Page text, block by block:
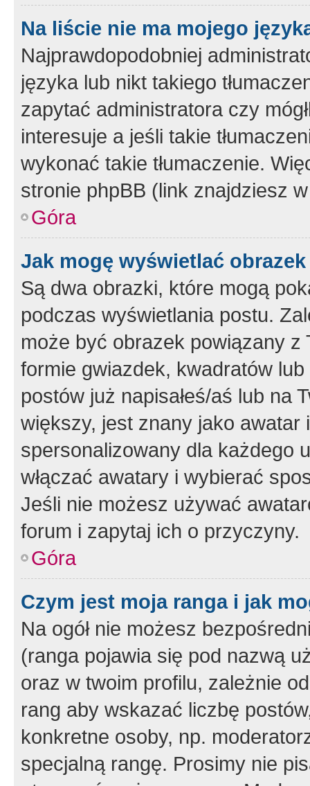
Na liście nie ma mojego
Najprawdopodobniej
języka lub nikt takiego
zapytać administratora czy
interesuje a jeśli takie
wykonać takie tłumaczenie.
stronie phpBB (link znajdziesz
Góra
Jak mogę wyświetlać
Są dwa obrazki, które mogą
podczas wyświetlania postu.
może być obrazek powiązany z
formie gwiazdek, kwadratów
postów już napisałeś/aś lub na
większy, jest znany jako
spersonalizowany dla każdego
włączać awatary i wybierać
Jeśli nie możesz używać
forum i zapytaj ich o przyczyny.
Góra
Czym jest moja ranga i jak
Na ogół nie możesz
(ranga pojawia się pod nazwą
oraz w twoim profilu, zależnie
rang aby wskazać liczbę
konkretne osoby, np.
specjalną rangę. Prosimy nie